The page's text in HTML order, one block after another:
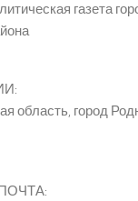
газета
область, город